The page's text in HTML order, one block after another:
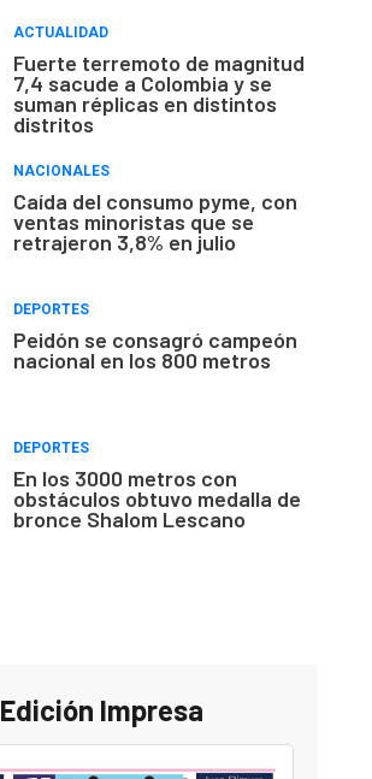
ACTUALIDAD
Fuerte terremoto de magnitud
7,4 sacude a Colombia y se
suman réplicas en distintos
distritos
NACIONALES
Caída del consumo pyme, con
ventas minoristas que se
retrajeron 3,8% en julio
DEPORTES
Peidón se consagró campeón
nacional en los 800 metros
DEPORTES
En los 3000 metros con
obstáculos obtuvo medalla de
bronce Shalom Lescano
Edición Impresa